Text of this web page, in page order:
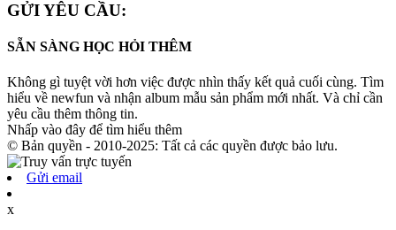
GỬI YÊU CẦU:
SẴN SÀNG HỌC HỎI THÊM
Không gì tuyệt vời hơn việc được nhìn thấy kết quả cuối cùng. Tìm
hiểu về newfun và nhận album mẫu sản phẩm mới nhất. Và chỉ cần
yêu cầu thêm thông tin.
Nhấp vào đây để tìm hiểu thêm
© Bản quyền - 2010-2025: Tất cả các quyền được bảo lưu.
Gửi email
x